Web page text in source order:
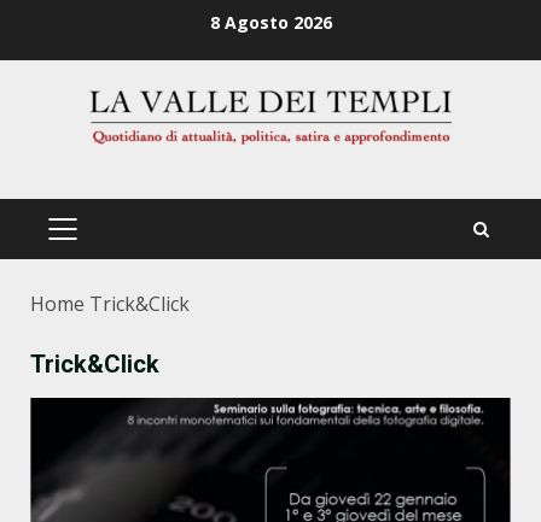
8 Agosto 2026
PRIMÄRES
Home Trick&Click
Trick&Click